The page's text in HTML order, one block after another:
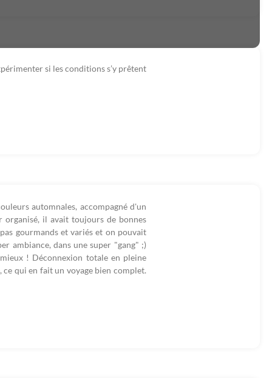
si les conditions s’y prêtent
automnales, accompagné d'un
organisé, il avait toujours de bonnes
gourmands et variés et on pouvait
ambiance, dans une super "gang" ;)
! Déconnexion totale en pleine
ce qui en fait un voyage bien complet.